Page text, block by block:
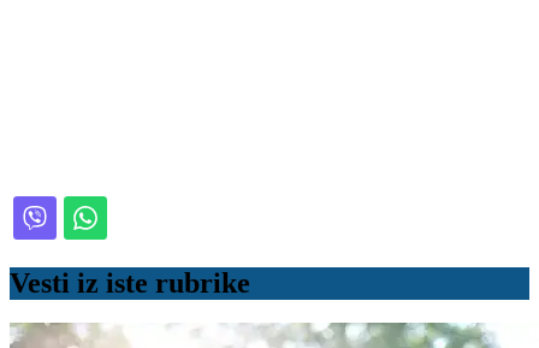
Vesti iz iste rubrike